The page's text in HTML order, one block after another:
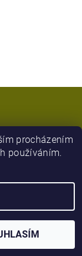
procházením
používáním.